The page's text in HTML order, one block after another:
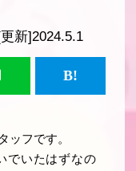
新]2024.5.1
ッフです。
でいたはずなの